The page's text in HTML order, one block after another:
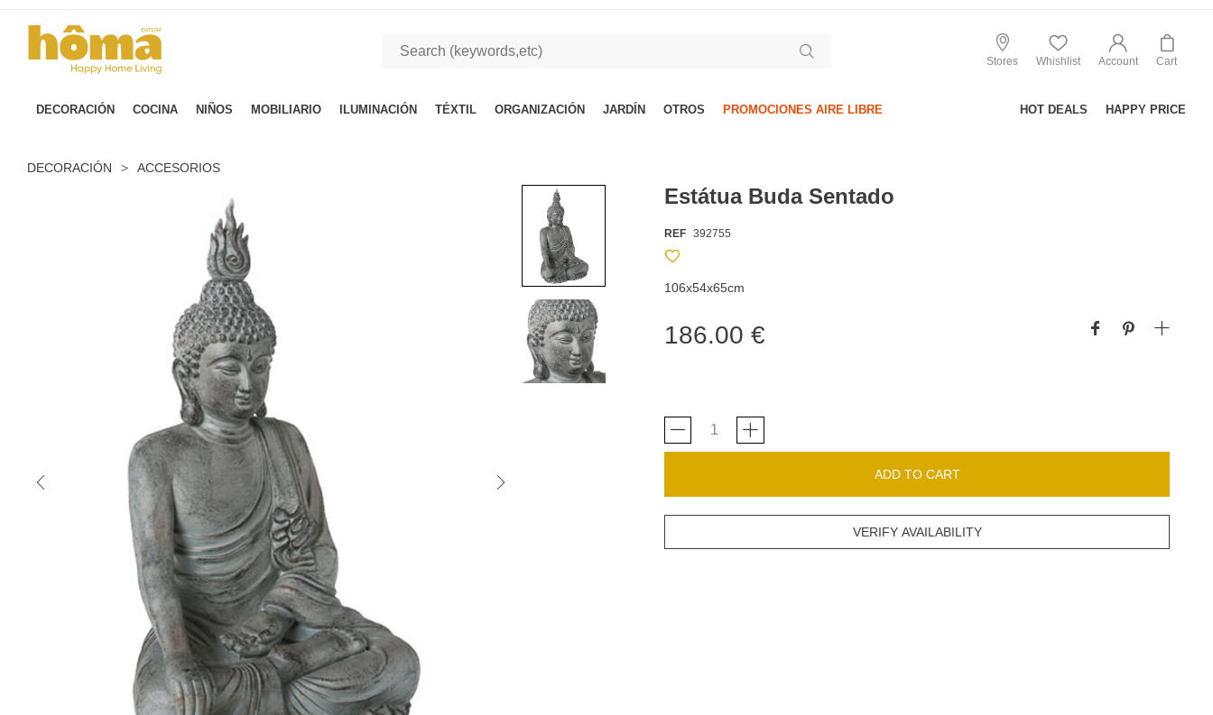
Stores Whishlist Account Cart
DECORACIÓN COCINA NIÑOS MOBILIARIO ILUMINACIÓN TÉXTIL ORGANIZACIÓN JARDÍN OTROS PROMOCIONES AIRE LIBRE HOT DEALS HAPPY PRICE
DECORACIÓN > ACCESORIOS
Estátua Buda Sentado
REF 392755
106x54x65cm
186.00 €
ADD TO CART
VERIFY AVAILABILITY